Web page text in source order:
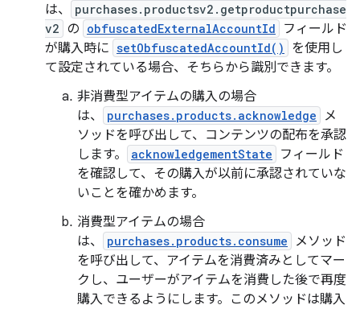
は、
purchases.productsv2.getproductpurchase
v2 の obfuscatedExternalAccountId
フィールド
が購入時に setObfuscatedAccountId()
を使用し
て設定されている場合、そちらから識別できます。
非消費型アイテムの購入の場合
は、
purchases.products.acknowledge
メ
ソッドを呼び出して、コンテンツの配布を承認
します。
acknowledgementState
フィールド
を確認して、その購入が以前に承認されていな
いことを確かめます。
消費型アイテムの場合
は、
purchases.products.consume
メソッド
を呼び出して、アイテムを消費済みとしてマー
クし、ユーザーがアイテムを消費した後で再度
購入できるようにします。このメソッドは購入